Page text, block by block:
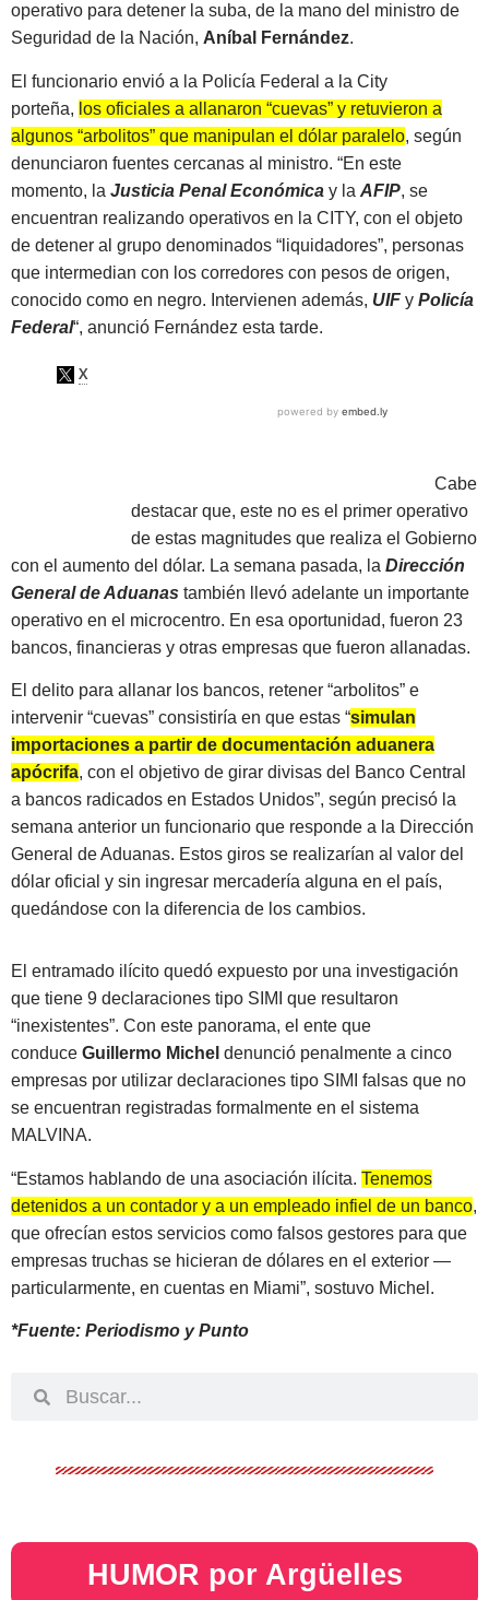
operativo para detener la suba, de la mano del ministro de
Seguridad de la Nación, Aníbal Fernández.
El funcionario envió a la Policía Federal a la City
porteña, los oficiales a allanaron “cuevas” y retuvieron a
algunos “arbolitos” que manipulan el dólar paralelo, según
denunciaron fuentes cercanas al ministro. “En este
momento, la Justicia Penal Económica y la AFIP, se
encuentran realizando operativos en la CITY, con el objeto
de detener al grupo denominados “liquidadores”, personas
que intermedian con los corredores con pesos de origen,
conocido como en negro. Intervienen además, UIF y Policía
Federal“, anunció Fernández esta tarde.
Cabe
destacar que, este no es el primer operativo
de estas magnitudes que realiza el Gobierno
con el aumento del dólar. La semana pasada, la Dirección
General de Aduanas también llevó adelante un importante
operativo en el microcentro. En esa oportunidad, fueron 23
bancos, financieras y otras empresas que fueron allanadas.
El delito para allanar los bancos, retener “arbolitos” e
intervenir “cuevas” consistiría en que estas “simulan
importaciones a partir de documentación aduanera
apócrifa, con el objetivo de girar divisas del Banco Central
a bancos radicados en Estados Unidos”, según precisó la
semana anterior un funcionario que responde a la Dirección
General de Aduanas. Estos giros se realizarían al valor del
dólar oficial y sin ingresar mercadería alguna en el país,
quedándose con la diferencia de los cambios.
El entramado ilícito quedó expuesto por una investigación
que tiene 9 declaraciones tipo SIMI que resultaron
“inexistentes”. Con este panorama, el ente que
conduce Guillermo Michel denunció penalmente a cinco
empresas por utilizar declaraciones tipo SIMI falsas que no
se encuentran registradas formalmente en el sistema
MALVINA.
“Estamos hablando de una asociación ilícita. Tenemos
detenidos a un contador y a un empleado infiel de un banco,
que ofrecían estos servicios como falsos gestores para que
empresas truchas se hicieran de dólares en el exterior —
particularmente, en cuentas en Miami”, sostuvo Michel.
*Fuente: Periodismo y Punto
HUMOR por Argüelles​